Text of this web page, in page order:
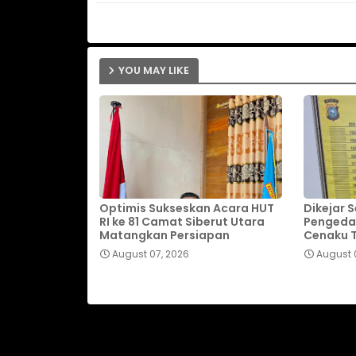
YOU MAY LIKE
Optimis Sukseskan Acara HUT
RI ke 81 Camat Siberut Utara
Matangkan Persiapan
August 07, 2026
Dikejar
Cenaku
August